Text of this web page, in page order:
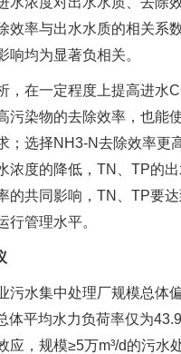
效率与出水水质的相关系
响均为显著负相关。
在一定程度上提高进水
污染物的去除效率，也能
；选择NH3-N去除效率更
浓度的降低，TN、TP的
的共同影响，TN、TP要
行管理水平。
水集中处理厂规模总体
体平均水力负荷率仅为
应，规模≥5万m³/d的污水